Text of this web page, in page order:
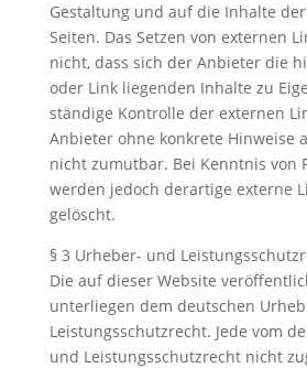
Gestaltung und auf die Inhalte
Seiten. Das Setzen von externen
nicht, dass sich der Anbieter die
oder Link liegenden Inhalte zu
ständige Kontrolle der externen
Anbieter ohne konkrete Hinweise
nicht zumutbar. Bei Kenntnis von
werden jedoch derartige externe
gelöscht.
§ 3 Urheber- und
Die auf dieser Website
unterliegen dem deutschen
Leistungsschutzrecht. Jede vom
und Leistungsschutzrecht nicht